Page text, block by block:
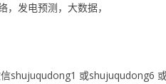
，发电预测，大数据，
shujuqudong1 或shujuqudong6